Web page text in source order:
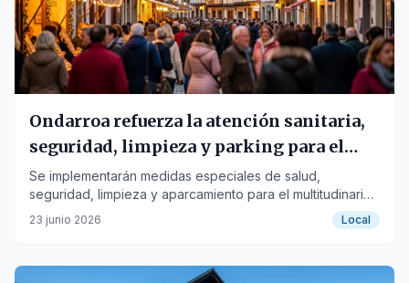
Ondarroa refuerza la atención sanitaria,
seguridad, limpieza y parking para el
Zapato Azule
Se implementarán medidas especiales de salud,
seguridad, limpieza y aparcamiento para el multitudinario
evento del fin de semana.
23 junio 2026 Local